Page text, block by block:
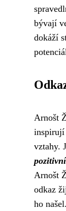
bývají
dokáží
Arnošt
inspirují
vztahy.
Arnošt
odkaz
ho našel.